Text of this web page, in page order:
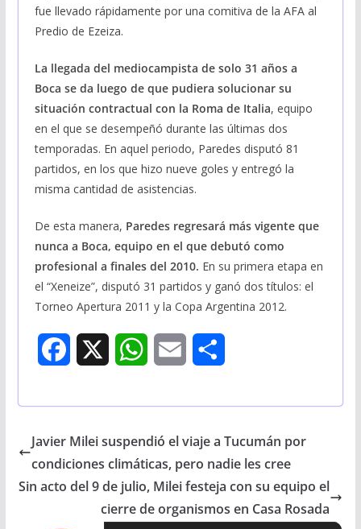
fue llevado rápidamente por una comitiva de la AFA al
Predio de Ezeiza.
La llegada del mediocampista de solo 31 años a
Boca se da luego de que pudiera solucionar su
situación contractual con la Roma de Italia, equipo
en el que se desempeñó durante las últimas dos
temporadas. En aquel periodo, Paredes disputó 81
partidos, en los que hizo nueve goles y entregó la
misma cantidad de asistencias.
De esta manera, Paredes regresará más vigente que
nunca a Boca, equipo en el que debutó como
profesional a finales del 2010. En su primera etapa en
el “Xeneize”, disputó 31 partidos y ganó dos títulos: el
Torneo Apertura 2011 y la Copa Argentina 2012.
e
b
W
t
A
i
l
r
Javier Milei suspendió el viaje a Tucumán por
condiciones climáticas, pero nadie les cree
Sin acto del 9 de julio, Milei festeja con su equipo el
cierre de organismos en Casa Rosada